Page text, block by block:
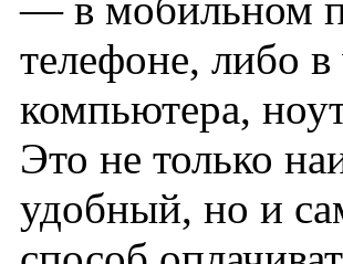
телефоне, либо
компьютера,
Это не только
удобный, но и